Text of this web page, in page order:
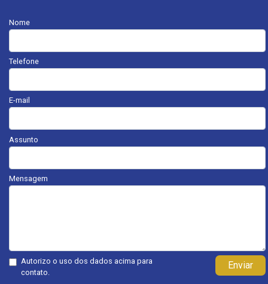
Nome
Telefone
E-mail
Assunto
Mensagem
Autorizo o uso dos dados acima para
contato.
Enviar